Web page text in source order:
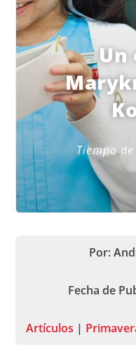
Un
Tiempo
Por:
Fecha de
Artículos |